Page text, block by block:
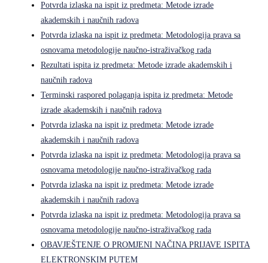
Potvrda izlaska na ispit iz predmeta: Metode izrade
akademskih i naučnih radova
Potvrda izlaska na ispit iz predmeta: Metodologija prava sa
osnovama metodologije naučno-istraživačkog rada
Rezultati ispita iz predmeta: Metode izrade akademskih i
naučnih radova
Terminski raspored polaganja ispita iz predmeta: Metode
izrade akademskih i naučnih radova
Potvrda izlaska na ispit iz predmeta: Metode izrade
akademskih i naučnih radova
Potvrda izlaska na ispit iz predmeta: Metodologija prava sa
osnovama metodologije naučno-istraživačkog rada
Potvrda izlaska na ispit iz predmeta: Metode izrade
akademskih i naučnih radova
Potvrda izlaska na ispit iz predmeta: Metodologija prava sa
osnovama metodologije naučno-istraživačkog rada
OBAVJEŠTENJE O PROMJENI NAČINA PRIJAVE ISPITA
ELEKTRONSKIM PUTEM